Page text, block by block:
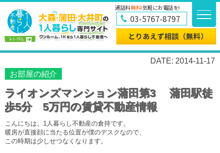
通話料無料!気軽にお電話を!
03-5767-8797
DATE: 2014-11-17
お部屋の紹介
ライオンズマンション蒲田第3 蒲田駅徒
歩5分 5万円の賃貸不動産情報
こんにちは。1人暮らし不動産の倉持です。
暖房が直接顔に当たる位置が僕のデスクなので、
この時期は少しせつなくなります。